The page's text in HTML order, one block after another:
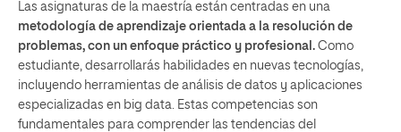
Las asignaturas de la maestría están centradas en una
metodología de aprendizaje orientada a la resolución de
problemas, con un enfoque práctico y profesional. Como
estudiante, desarrollarás habilidades en nuevas tecnologías,
incluyendo herramientas de análisis de datos y aplicaciones
especializadas en big data. Estas competencias son
fundamentales para comprender las tendencias del